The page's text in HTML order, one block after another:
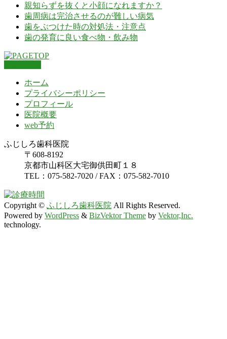
親知らずを抜くと小顔になれますか？
歯周病は完治させるのが難しい病気
歯をぶつけた時の対処法・注意点
歯の発育に良い食べ物・飲み物
ホーム
プライバシーポリシー
プロフィール
医院概要
web予約
ふじしろ歯科医院
〒608-8192
京都市山科区大宅御供田町１８
TEL：075-582-7020 / FAX：075-582-7010
Copyright © ふじしろ歯科医院 All Rights Reserved.
Powered by WordPress & BizVektor Theme by Vektor,Inc.
technology.